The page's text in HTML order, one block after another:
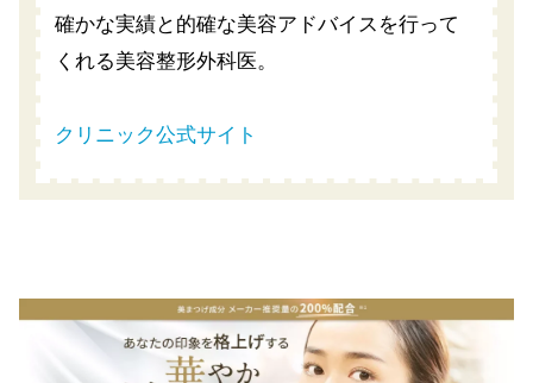
確かな実績と的確な美容アドバイスを行って
くれる美容整形外科医。
クリニック公式サイト